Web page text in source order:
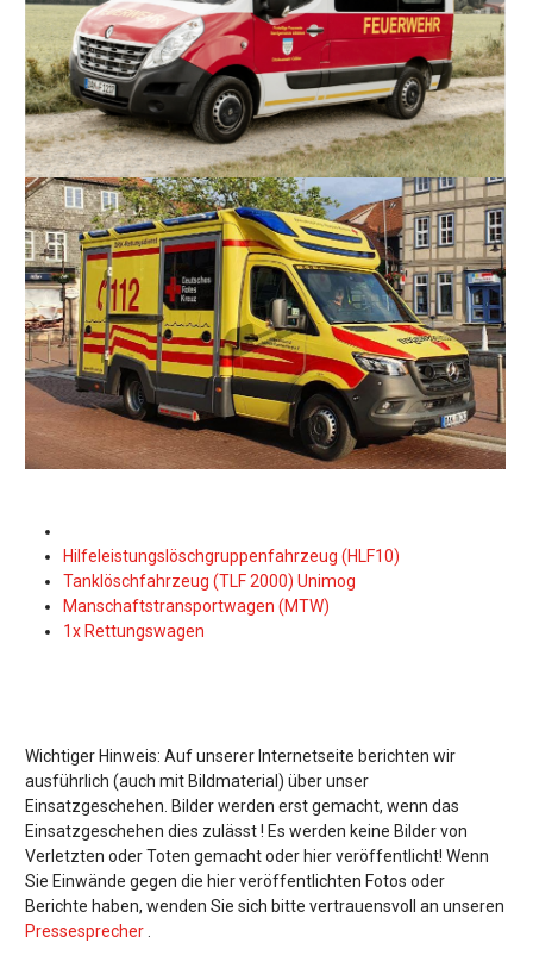
Hilfeleistungslöschgruppenfahrzeug (HLF10)
Tanklöschfahrzeug (TLF 2000) Unimog
Manschaftstransportwagen (MTW)
1x Rettungswagen
Wichtiger Hinweis: Auf unserer Internetseite berichten wir
ausführlich (auch mit Bildmaterial) über unser
Einsatzgeschehen. Bilder werden erst gemacht, wenn das
Einsatzgeschehen dies zulässt ! Es werden keine Bilder von
Verletzten oder Toten gemacht oder hier veröffentlicht! Wenn
Sie Einwände gegen die hier veröffentlichten Fotos oder
Berichte haben, wenden Sie sich bitte vertrauensvoll an unseren
Pressesprecher